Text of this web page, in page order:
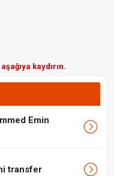
kaydırın.
Emin
transfer